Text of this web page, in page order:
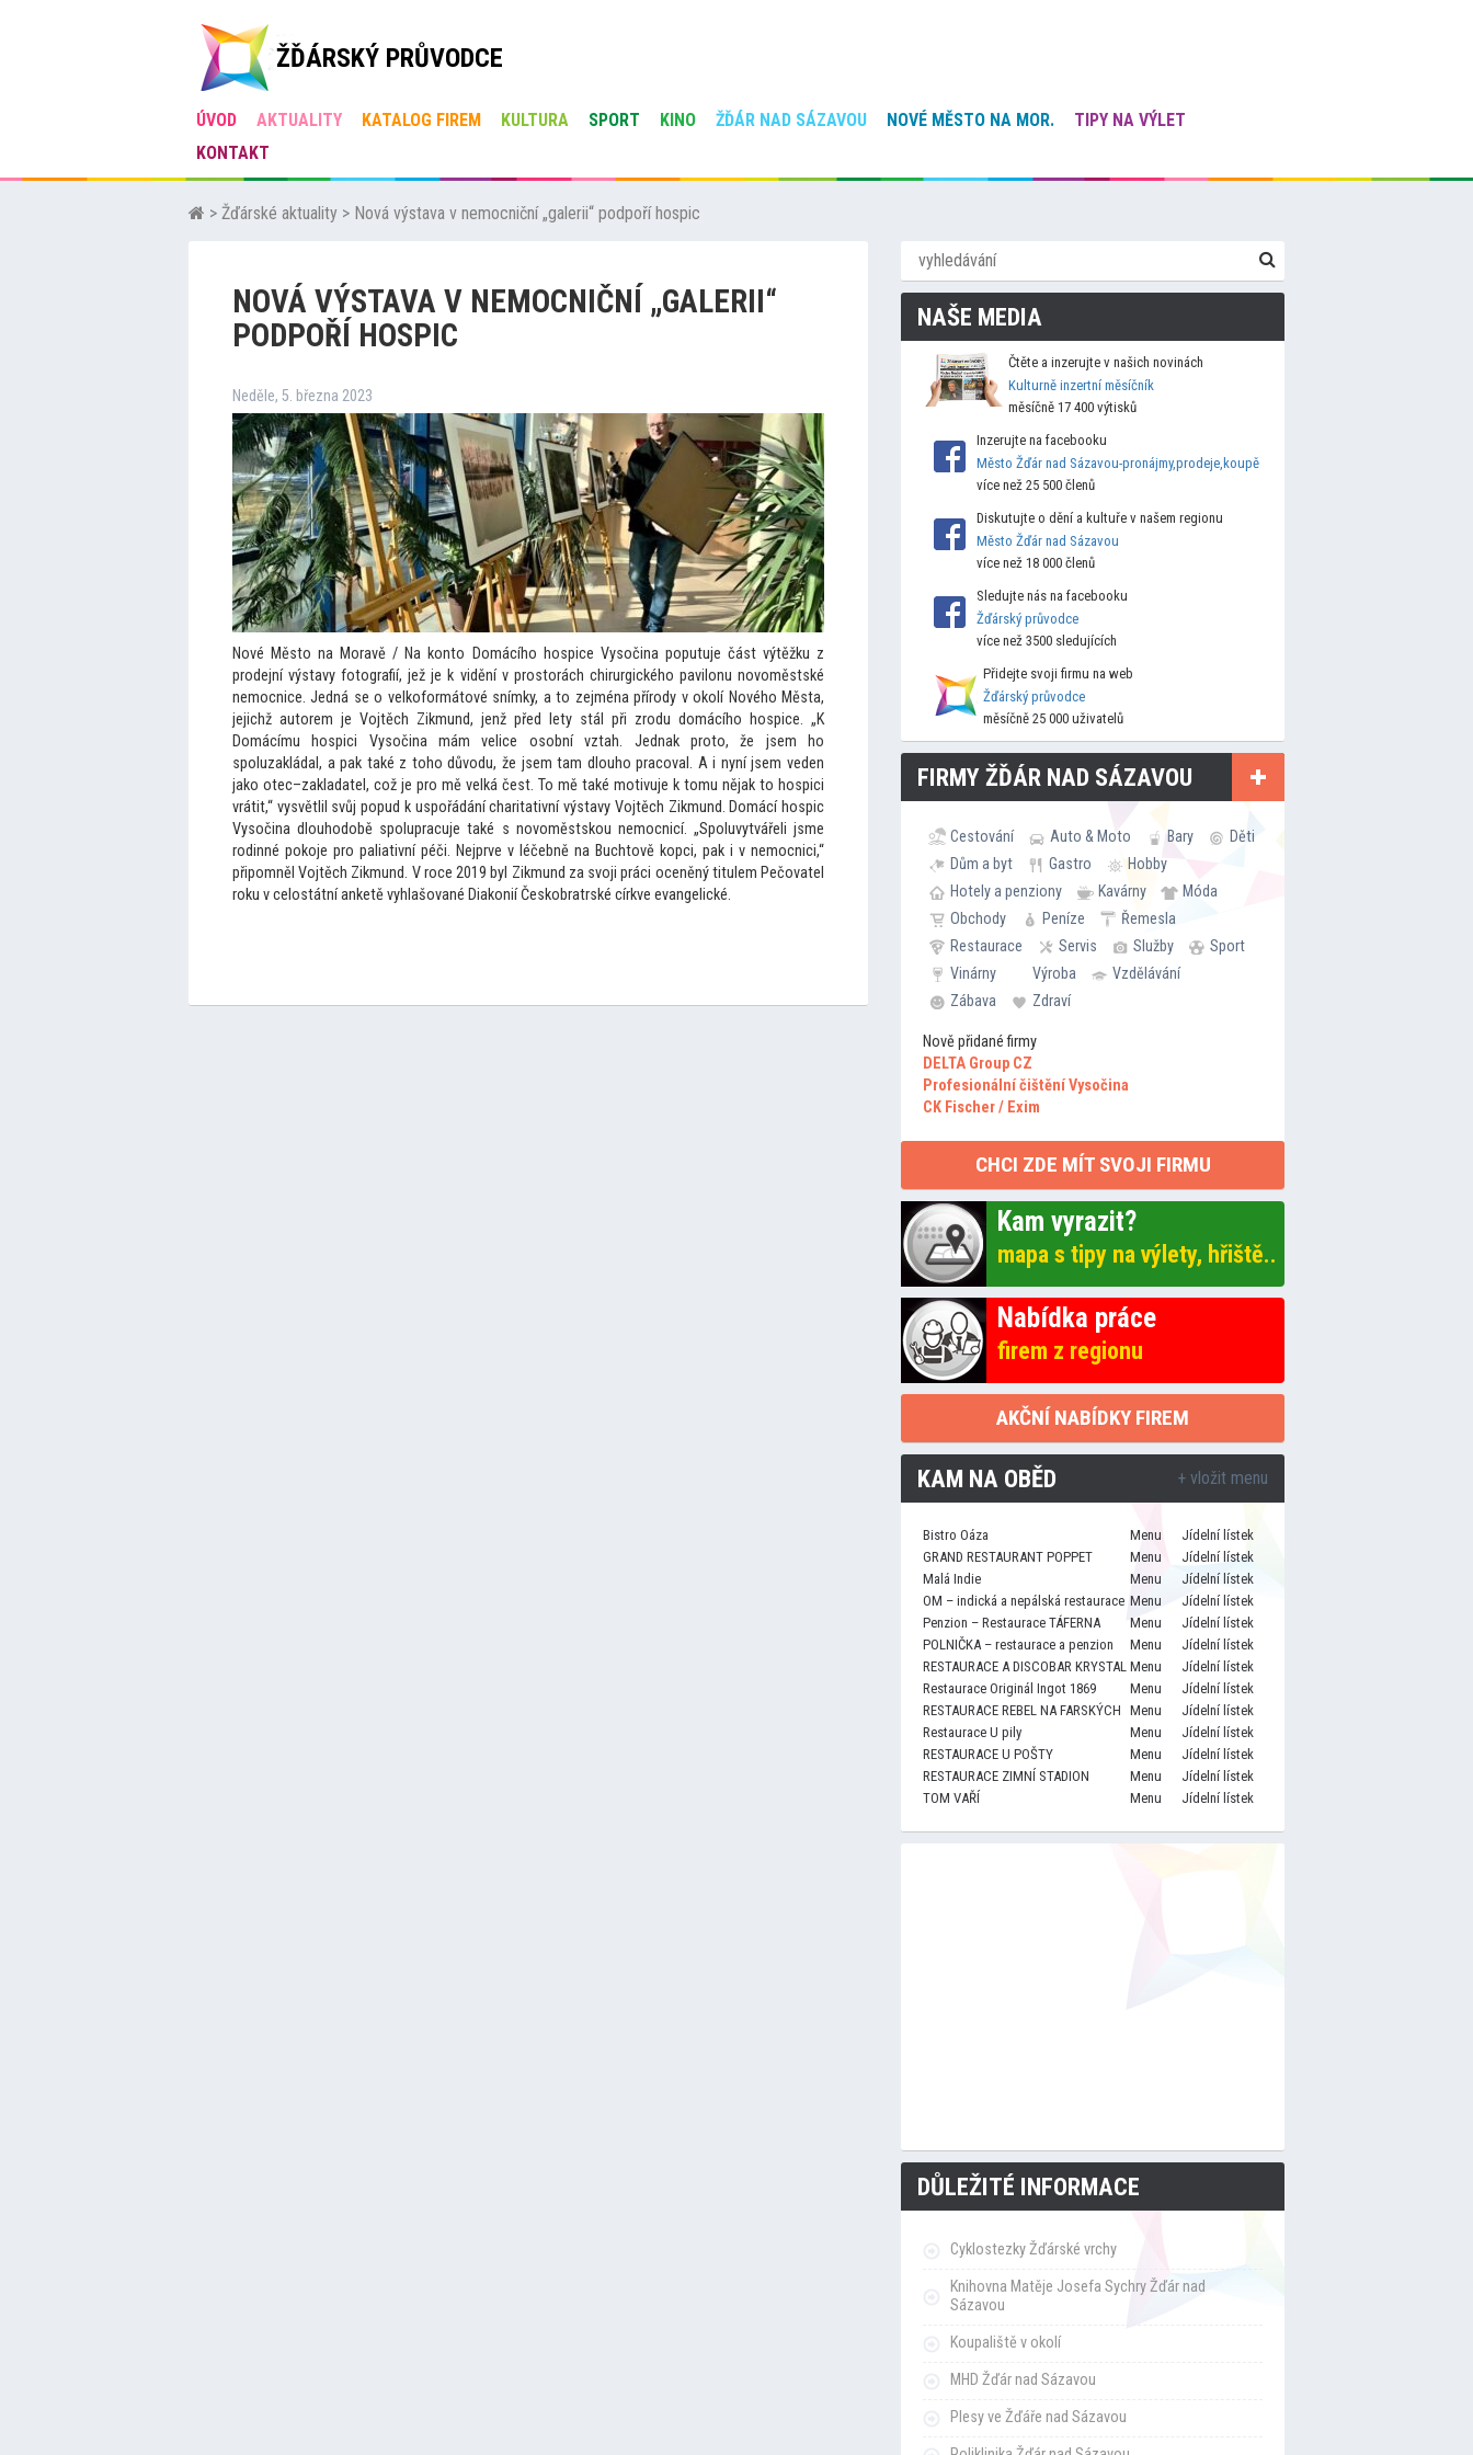
ŽĎÁRSKÝ PRŮVODCE
ÚVOD AKTUALITY KATALOG FIREM KULTURA SPORT KINO ŽĎÁR NAD SÁZAVOU NOVÉ MĚSTO NA MOR.
TIPY NA VÝLET
KONTAKT
> Žďárské aktuality > Nová výstava v nemocniční „galerii“ podpoří hospic
NOVÁ VÝSTAVA V NEMOCNIČNÍ „GALERII“
PODPOŘÍ HOSPIC
Neděle, 5. března 2023
Nové Město na Moravě / Na konto Domácího hospice Vysočina poputuje část výtěžku z
prodejní výstavy fotografií, jež je k vidění v prostorách chirurgického pavilonu novoměstské
nemocnice. Jedná se o velkoformátové snímky, ato zejména přírody v okolí Nového Města,
jejichž autorem je Vojtěch Zikmund, jenž před lety stál při zrodu domácího hospice. „K
Domácímu hospici Vysočina mám velice osobní vztah. Jednak proto, že jsem ho
spoluzakládal, a pak také z toho důvodu, že jsem tam dlouho pracoval. A i nyní jsem veden
jako otec–zakladatel, což je pro mě velká čest. To mě také motivuje k tomu nějak to hospici
vrátit,“ vysvětlil svůj popud k uspořádání charitativní výstavy Vojtěch Zikmund. Domácí hospic
Vysočina dlouhodobě spolupracuje také s novoměstskou nemocnicí. „Spoluvytvářeli jsme
rodinné pokoje pro paliativní péči. Nejprve v léčebně na Buchtově kopci, pak i v nemocnici,“
připomněl Vojtěch Zikmund. V roce 2019 byl Zikmund za svoji práci oceněný titulem Pečovatel
roku v celostátní anketě vyhlašované Diakonií Českobratrské církve evangelické.
NAŠE MEDIA
Čtěte a inzerujte v našich novinách
Kulturně inzertní měsíčník
měsíčně 17 400 výtisků
Inzerujte na facebooku
Město Žďár nad Sázavou-pronájmy,prodeje,koupě
více než 25 500 členů
Diskutujte o dění a kultuře v našem regionu
Město Žďár nad Sázavou
více než 18 000 členů
Sledujte nás na facebooku
Žďárský průvodce
více než 3500 sledujících
Přidejte svoji firmu na web
Žďárský průvodce
měsíčně 25 000 uživatelů
FIRMY ŽĎÁR NAD SÁZAVOU
Cestování Auto & Moto Bary
Děti
Dům a byt
Gastro
Hobby
Hotely a penziony
Kavárny
Móda
Obchody
Peníze
Řemesla
Restaurace
Servis Služby
Sport
Vinárny
Výroba
Vzdělávání
Zábava
Zdraví
Nově přidané firmy
DELTA Group CZ
Profesionální čištění Vysočina
CK Fischer / Exim
CHCI ZDE MÍT SVOJI FIRMU
Kam vyrazit?
mapa s tipy na výlety, hřiště..
Nabídka práce
firem z regionu
AKČNÍ NABÍDKY FIREM
KAM NA OBĚD + vložit menu
Bistro Oáza Menu
Jídelní lístek
GRAND RESTAURANT POPPET
Menu
Jídelní lístek
Malá Indie
Menu
Jídelní lístek
OM – indická a nepálská restaurace Menu
Jídelní lístek
Penzion – Restaurace TÁFERNA
Menu
Jídelní lístek
POLNIČKA – restaurace a penzion
Menu
Jídelní lístek
RESTAURACE A DISCOBAR KRYSTAL Menu
Jídelní lístek
Restaurace Originál Ingot 1869
Menu
Jídelní lístek
RESTAURACE REBEL NA FARSKÝCH Menu
Jídelní lístek
Restaurace U pily
Menu
Jídelní lístek
RESTAURACE U POŠTY
Menu
Jídelní lístek
RESTAURACE ZIMNÍ STADION
Menu
Jídelní lístek
TOM VAŘÍ
Menu Jídelní lístek
DŮLEŽITÉ INFORMACE
Cyklostezky Žďárské vrchy
Knihovna Matěje Josefa Sychry Žďár nad
Sázavou
Koupaliště v okolí
MHD Žďár nad Sázavou
Plesy ve Žďáře nad Sázavou